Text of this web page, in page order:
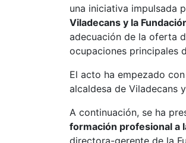
una iniciativa impulsada
Viladecans y la
adecuación de la oferta
ocupaciones principales
El acto ha empezado
alcaldesa de Viladecans
A continuación, se ha
formación profesional a
directora-gerente de la